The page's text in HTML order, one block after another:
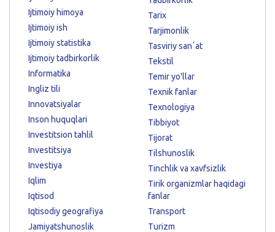
Ijtimoiy himoya
Ijtimoiy ish
Ijtimoiy statistika
Ijtimoiy tadbirkorlik
Informatika
Ingliz tili
Innovatsiyalar
Inson huquqlari
Investitsion tahlil
Investitsiya
Investiya
Iqlim
Iqtisod
Iqtisodiy geografiya
Jamiyatshunoslik
Tarix
Tarjimonlik
Tasviriy sanʼat
Tekstil
Temir yo'llar
Texnik fanlar
Texnologiya
Tibbiyot
Tijorat
Tilshunoslik
Tinchlik va xavfsizlik
Tirik organizmlar haqidagi
fanlar
Transport
Turizm